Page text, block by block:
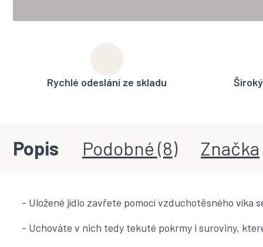
Rychlé odeslání ze skladu
Popis Podobné (8) Značka
- Uložené jídlo zavřete pomocí vzduchotěsného víka
- Uchováte v nich tedy tekuté pokrmy i suroviny,